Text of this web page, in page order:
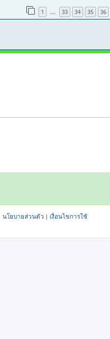
1 … 33 34 35 36
นโยบายส่วนตัว | เงื่อนไขการใช้